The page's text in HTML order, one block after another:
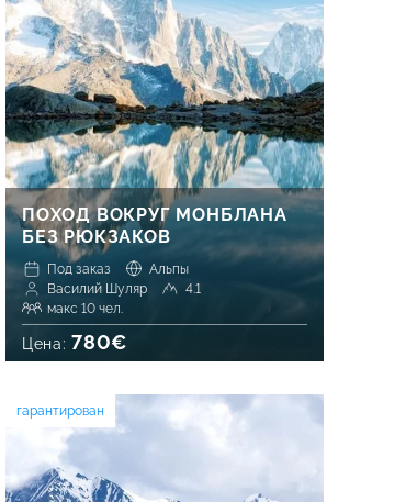
ПОХОД ВОКРУГ МОНБЛАНА
БЕЗ РЮКЗАКОВ
Под заказ
Альпы
Василий Шуляр
4.1
макс 10 чел.
Цена: 780€
гарантирован